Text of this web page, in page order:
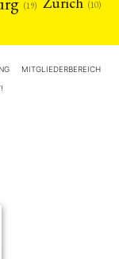
(19) (10)
MITGLIEDERBEREICH